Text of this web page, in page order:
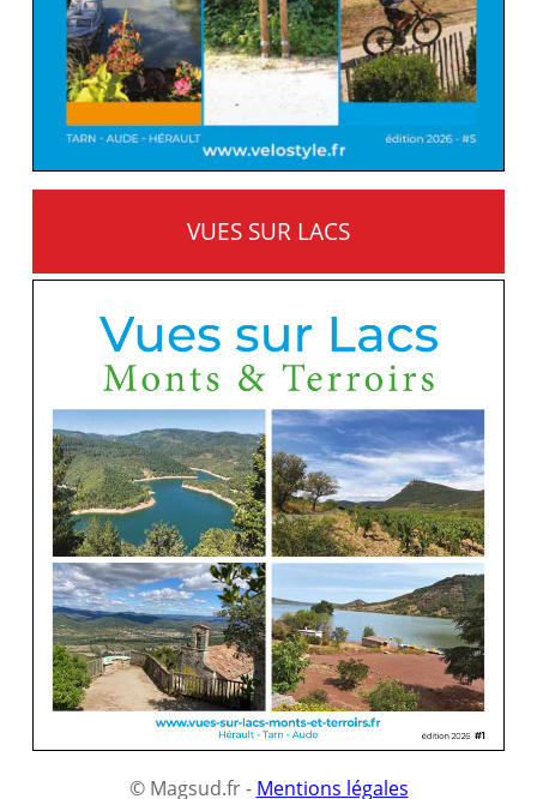
VUES SUR LACS
MONTS ET TERROIRS
© Magsud.fr - Mentions légales